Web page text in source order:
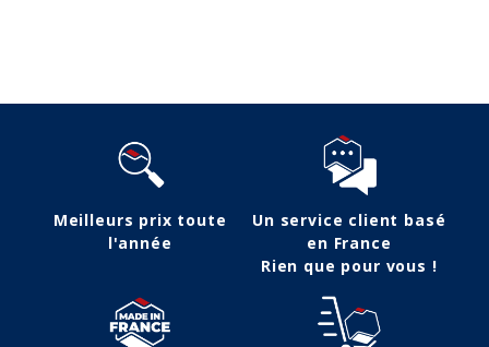
Meilleurs prix toute
l'année
Un service client basé
en France
Rien que pour vous !